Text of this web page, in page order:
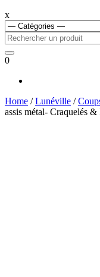
x
0
Home /Lunéville /
assis métal- Craquelés &